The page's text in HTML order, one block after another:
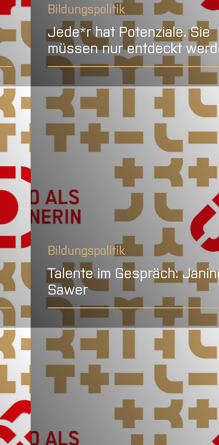
Bildungspolitik
Jede*r hat Potenziale. Sie
müssen nur entdeckt
Bildungspolitik
Talente im Gespräch:
Sawer